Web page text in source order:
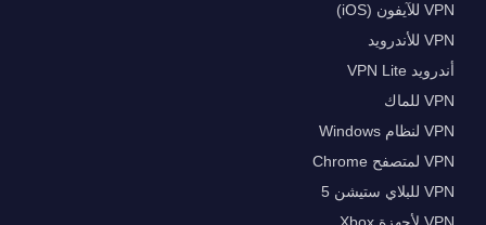
VPN للآيفون (iOS)
VPN للأندرويد
أندرويد VPN Lite
VPN للماك
VPN لنظام Windows
VPN لمتصفح Chrome
VPN للبلاي ستيشن 5